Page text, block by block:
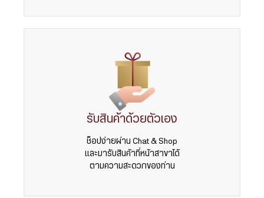
รับสินค้าด้วยตัวเอง
ช็อปง่ายผ่าน Chat & Shop
และมารับสินค้าที่หน้าสาขาได้
ตามความสะดวกของท่าน